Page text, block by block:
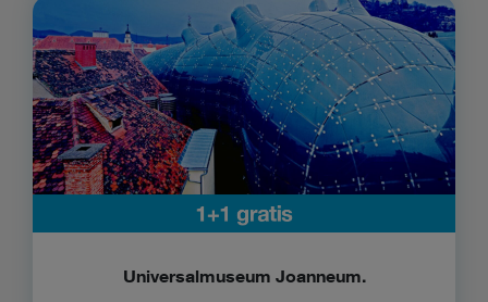
Universalmuseum Joanneum.
Zum Joanneum